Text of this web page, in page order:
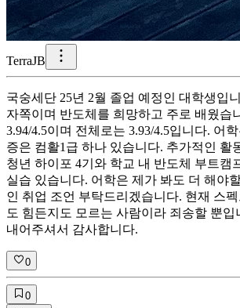
TerraJB
국숭세단 25년 2월 졸업 예정인 대학생입
자쪽이며 반도체를 희망하고 주로 배웠습
3.94/4.5이며 전체로는 3.93/4.5입니다. 어
증은 컴활1급 하나 있습니다. 추가적인 활
청년 하이포 4기와 학교 내 반도체 부트캠
실습 있습니다. 어학은 제가 봐도 더 해야
인 취업 조언 부탁드리겠습니다. 현재 스
도 힘든지도 모르는 사람이라 죄송할 뿐입
내어주셔서 감사합니다.
0
0